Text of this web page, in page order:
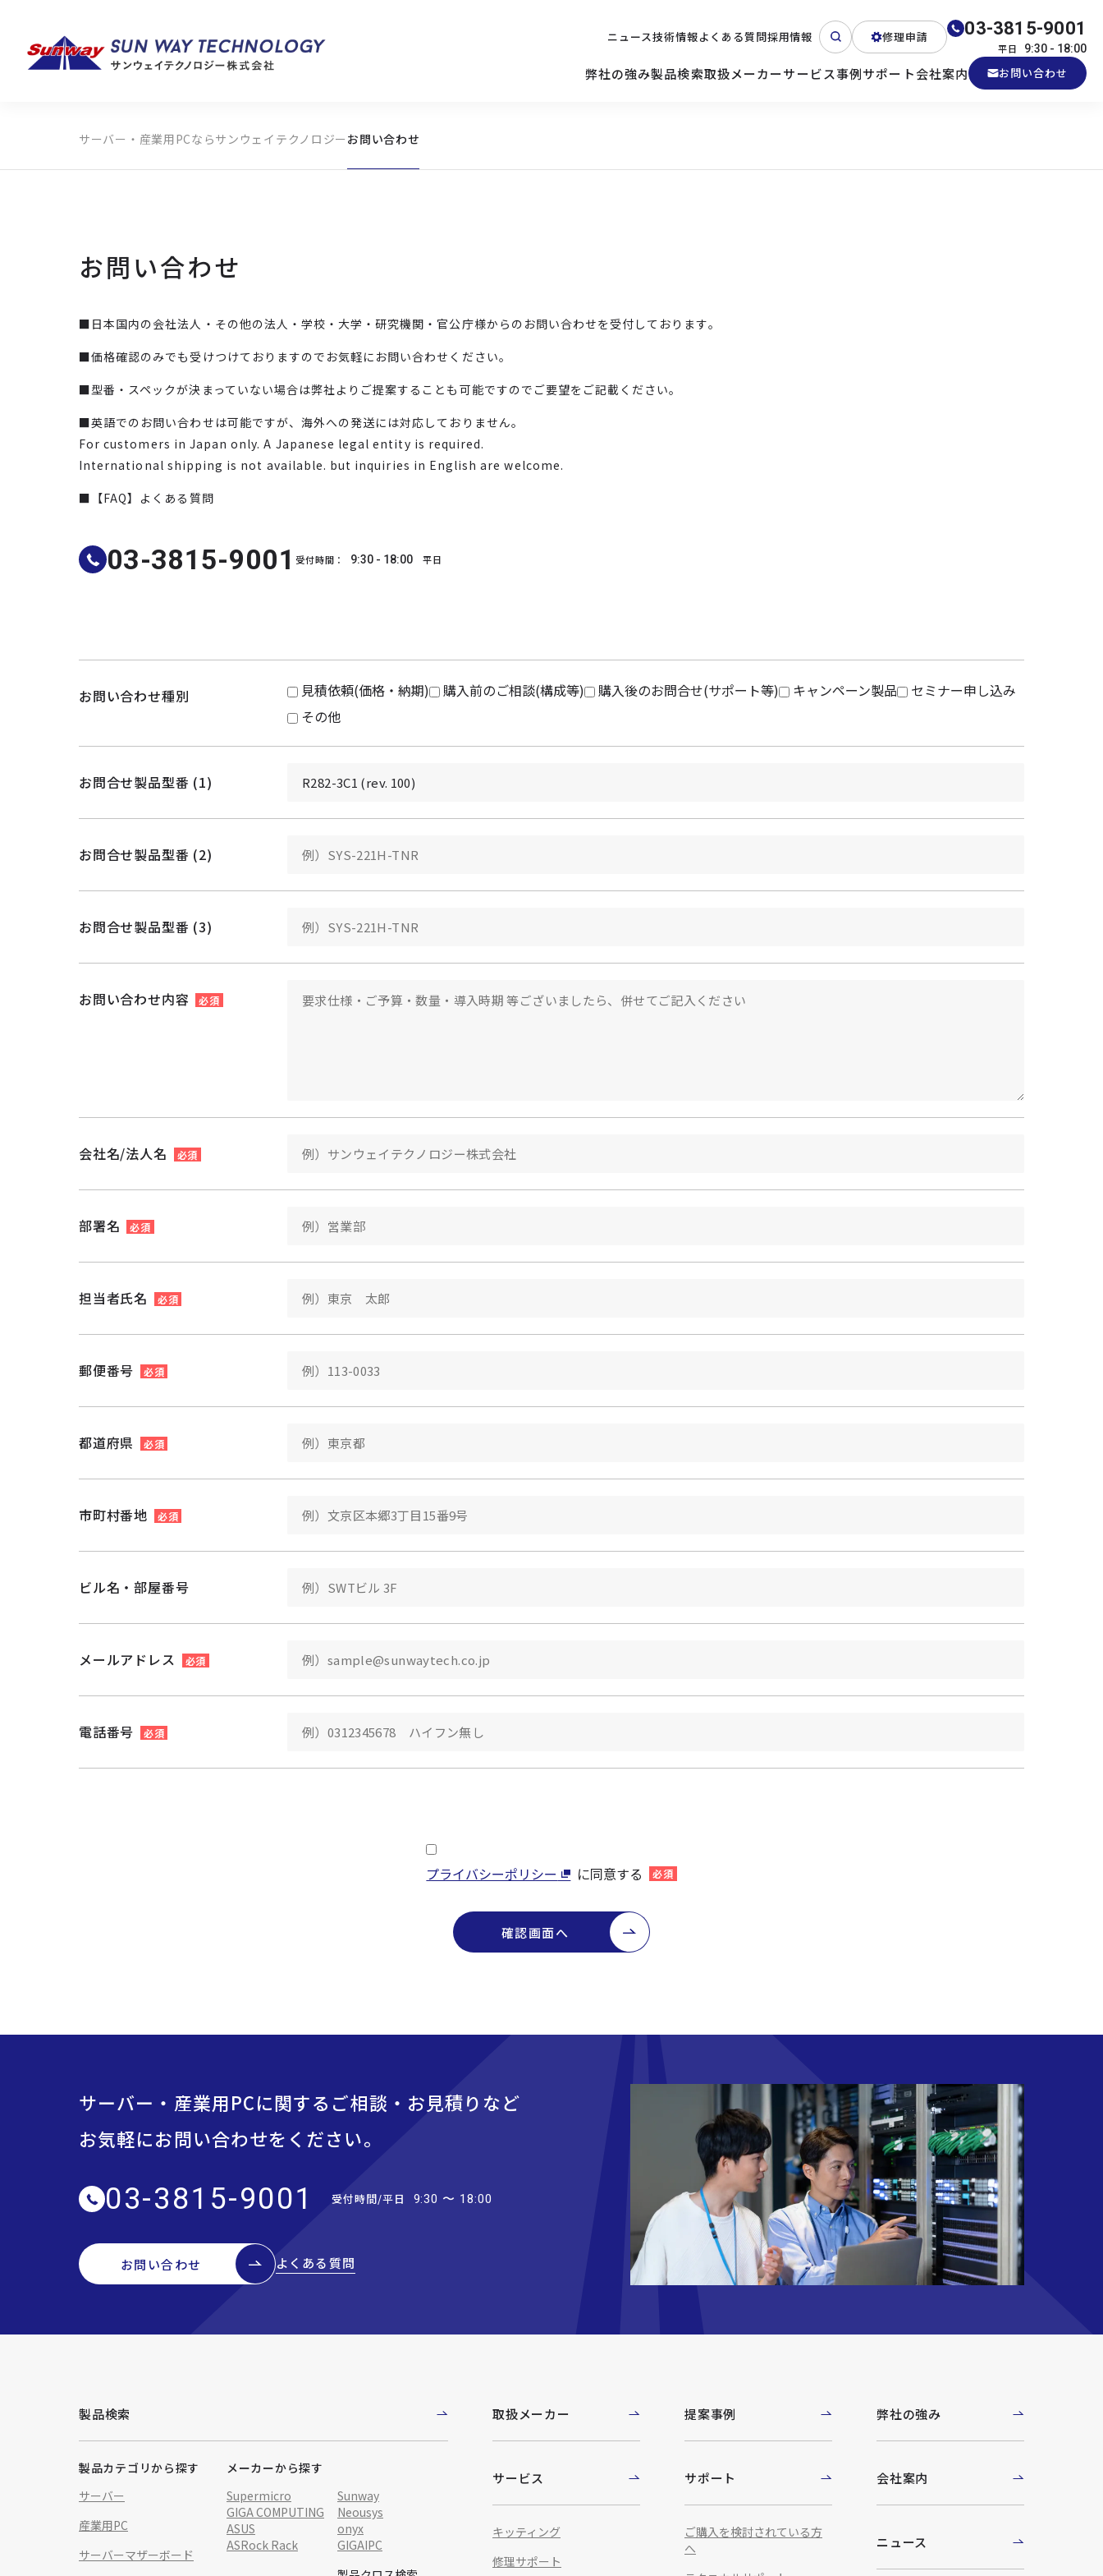
ニュース技術情報よくある質問採用情報 修理申請 03-3815-9001
平日 9:30 - 18:00
弊社の強み製品検索
製品カテゴリから探す
メーカーから探す
サーバー 産業用PC
取扱メーカーサービス事例サポート会社案内 お問い合わせ
サーバー・産業用PCならサンウェイテクノロジー お問い合わせ
お問い合わせ
■日本国内の会社法人・その他の法人・学校・大学・研究機関・官公庁様からのお問い合わせを受付しております。
■価格確認のみでも受けつけておりますのでお気軽にお問い合わせください。
■型番・スペックが決まっていない場合は弊社よりご提案することも可能ですのでご要望をご記載ください。
■英語でのお問い合わせは可能ですが、海外への発送には対応しておりません。
For customers in Japan only. A Japanese legal entity is required.
International shipping is not available. but inquiries in English are welcome.
■【FAQ】よくある質問
03-3815-9001 受付時間： 9:30 - 18:00 平日
お問い合わせ種別 見積依頼(価格・納期) 購入前のご相談(構成等) 購入後のお問合せ(サポート等) キャンペーン製品
セミナー申し込み
その他
お問合せ製品型番 (1)
お問合せ製品型番 (2)
お問合せ製品型番 (3)
お問い合わせ内容 必須
会社名/法人名 必須
部署名 必須
担当者氏名 必須
郵便番号 必須
都道府県 必須
市町村番地 必須
ビル名・部屋番号
メールアドレス 必須
電話番号 必須
プライバシーポリシー に同意する 必須
確認画面へ
サーバー・産業用PCに関するご相談・お見積りなど
お気軽にお問い合わせをください。
03-3815-9001 受付時間/平日 9:30 〜 18:00
お問い合わせ よくある質問
製品検索
製品カテゴリから探す
サーバー
産業用PC
サーバーマザーボード
メーカーから探す
Supermicro
Sunway
GIGA COMPUTING
Neousys
ASUS
onyx
ASRock Rack
GIGAIPC
取扱メーカー
サービス
キッティング
修理サポート
提案事例
サポート
ご購入を検討されている方
へ
弊社の強み
会社案内
ニュース